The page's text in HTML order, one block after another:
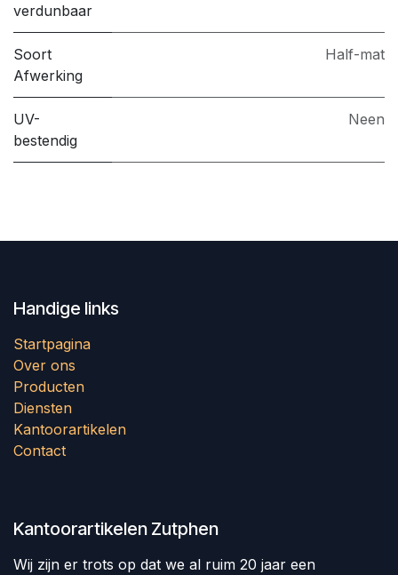
verdunbaar
Soort
Afwerking
Half-mat
UV-
bestendig
Neen
Handige links
Startpagina
Over ons
Producten
Diensten
Kantoorartikelen
Contact
Kantoorartikelen Zutphen
Wij zijn er trots op dat we al ruim 20 jaar een